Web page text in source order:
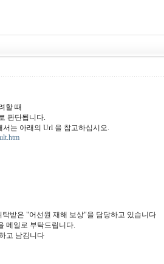
할 때
판단됩니다.
는 아래의 Url 을 참고하십시오.
받은 "어선원 재해 보상"을 담당하고 있습니다
메일로 부탁드립니다.
고 남김니다